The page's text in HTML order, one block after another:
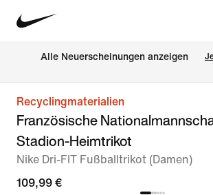
Alle Neuerscheinungen anzeigen
Recyclingmaterialien
Französische
Stadion-Heimtrikot
Nike Dri-FIT Fußballtrikot (Damen)
109,99 €